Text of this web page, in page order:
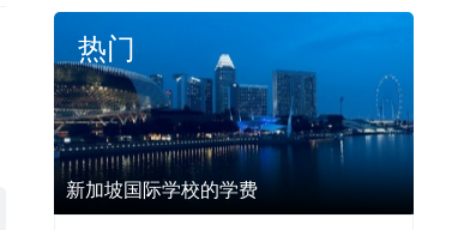
热门
新加坡国际学校的学费